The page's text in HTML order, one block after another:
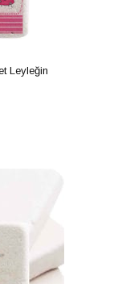
Leyleğin